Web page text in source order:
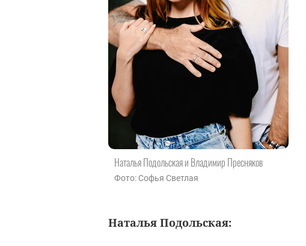
Наталья Подольская и Владимир Пресняков
Фото: Софья Светлая
Наталья Подольская: